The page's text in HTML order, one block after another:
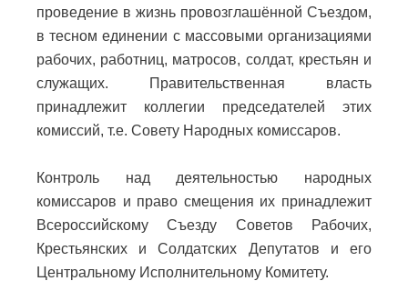
проведение в жизнь провозглашённой Съездом,
в тесном единении с массовыми организациями
рабочих, работниц, матросов, солдат, крестьян и
служащих. Правительственная власть
принадлежит коллегии председателей этих
комиссий, т.е. Совету Народных комиссаров.
Контроль над деятельностью народных
комиссаров и право смещения их принадлежит
Всероссийскому Съезду Советов Рабочих,
Крестьянских и Солдатских Депутатов и его
Центральному Исполнительному Комитету.